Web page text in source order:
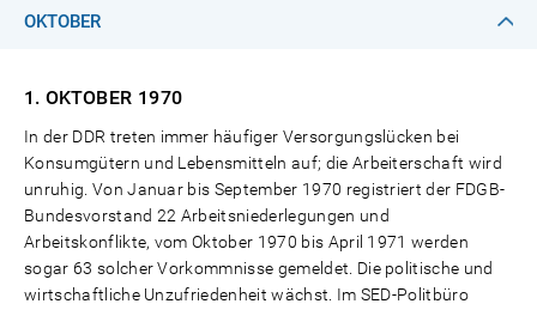
OKTOBER
1. OKTOBER 1970
In der DDR treten immer häufiger Versorgungslücken bei
Konsumgütern und Lebensmitteln auf; die Arbeiterschaft wird
unruhig. Von Januar bis September 1970 registriert der FDGB-
Bundesvorstand 22 Arbeitsniederlegungen und
Arbeitskonflikte, vom Oktober 1970 bis April 1971 werden
sogar 63 solcher Vorkommnisse gemeldet. Die politische und
wirtschaftliche Unzufriedenheit wächst. Im SED-Politbüro